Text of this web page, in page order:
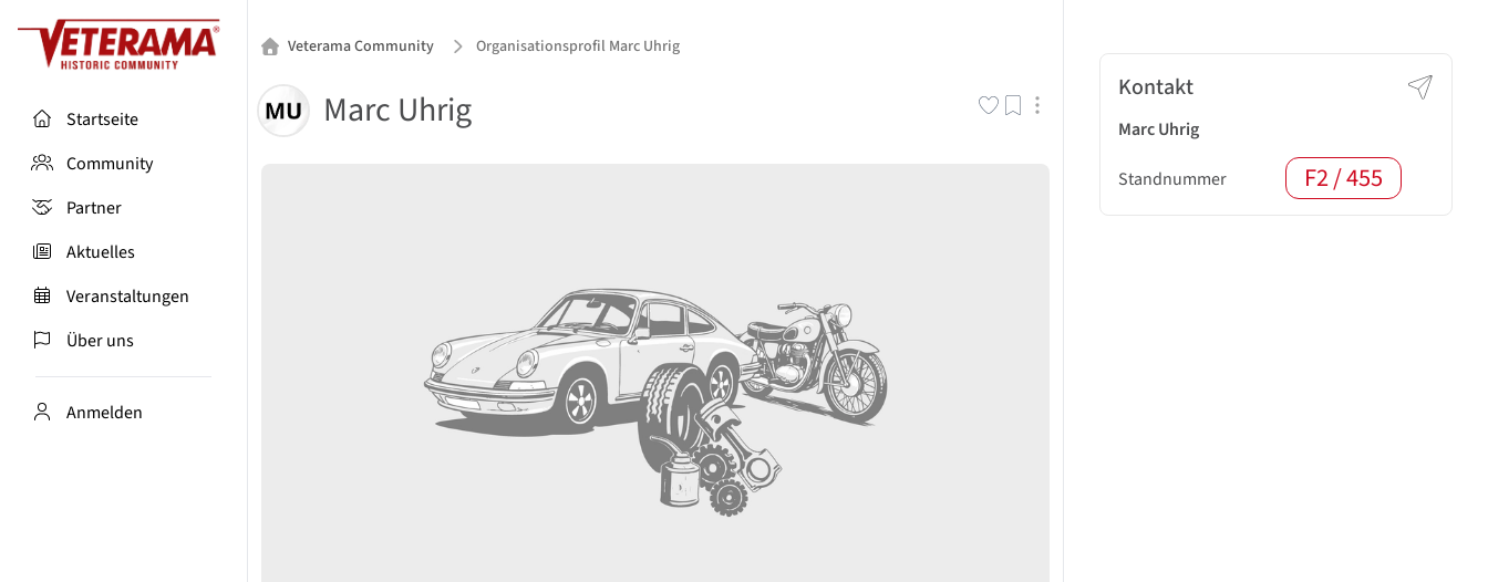
Startseite
Community
Partner
Aktuelles
Veranstaltungen
Über uns
Anmelden
Veterama Community Organisationsprofil Marc Uhrig
Marc Uhrig Kontakt
Marc Uhrig
Standnummer F2 / 455